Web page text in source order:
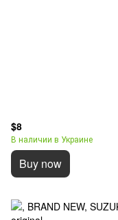
$8
В наличии в Украине
Buy now